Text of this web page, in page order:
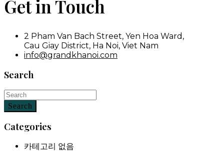
Get in Touch
2 Pham Van Bach Street, Yen Hoa Ward,
Cau Giay District, Ha Noi, Viet Nam
info@grandkhanoi.com
Search
Search
Categories
카테고리 없음